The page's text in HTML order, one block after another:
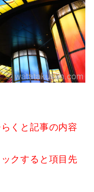
くと記事の内容
クすると項目先